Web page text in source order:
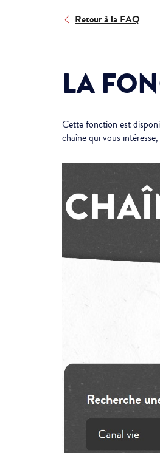
Retour à la FAQ
LA
Cette fonction est
chaîne qui vous